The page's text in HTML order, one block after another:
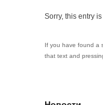
Sorry, this entry
If you have found a
that text and